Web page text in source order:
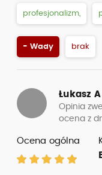
profesjonalizm,
- Wady brak
Łukasz A
Opinia
ocena z
Ocena ogólna